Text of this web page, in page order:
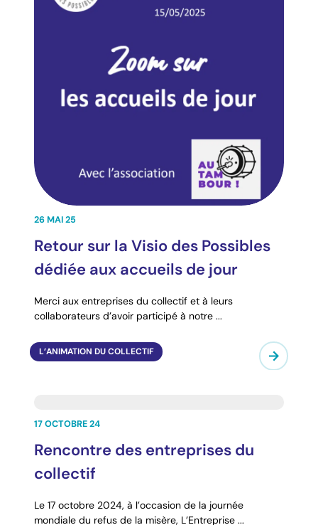
26 MAI 25
Retour sur la Visio des Possibles
dédiée aux accueils de jour
Merci aux entreprises du collectif et à leurs
collaborateurs d’avoir participé à notre ...
L’ANIMATION DU COLLECTIF
17 OCTOBRE 24
Rencontre des entreprises du
collectif
Le 17 octobre 2024, à l’occasion de la journée
mondiale du refus de la misère, L’Entreprise ...